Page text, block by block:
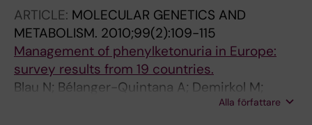
ARTICLE: MOLECULAR GENETICS AND
METABOLISM. 2010;99(2):109-115
Management of phenylketonuria in Europe:
survey results from 19 countries.
Blau N; Bélanger-Quintana A; Demirkol M;
Feillet F; Giovannini M; MacDonald A; Trefz FK;
Alla författare